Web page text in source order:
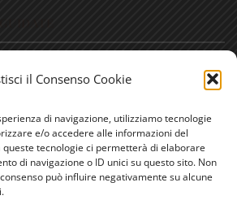
il Consenso Cookie
di navigazione, utilizziamo tecnologie
e/o accedere alle informazioni del
queste tecnologie ci permetterà di elaborare
di navigazione o ID unici su questo sito. Non
può influire negativamente su alcune